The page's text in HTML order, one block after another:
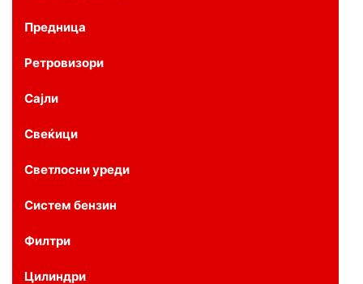
Предница
Ретровизори
Сајли
Свеќици
Светлосни уреди
Систем бензин
Филтри
Цилиндри